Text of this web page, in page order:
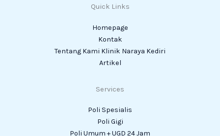
Quick Links
Homepage
Kontak
Tentang Kami Klinik Naraya Kediri
Artikel
Services
Poli Spesialis
Poli Gigi
Poli Umum + UGD 24 Jam